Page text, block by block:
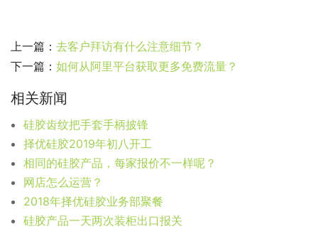
上一篇： 去客户拜访有什么注意细节？
下一篇： 如何从阿里平台获取更多免费流量？
相关新闻
硅胶齿纹把手套手柄披锋
择优硅胶2019年初八开工
相同的硅胶产品，每家报价不一样呢？
网店怎么运营？
2018年择优硅胶业务部聚餐
硅胶产品一天两次装柜出口报关